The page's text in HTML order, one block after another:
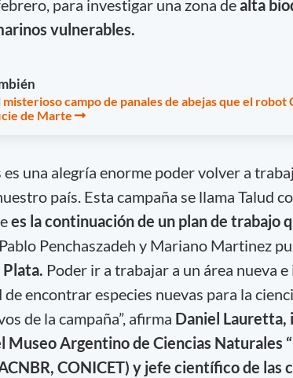
para investigar una zona dealta
vulnerables.
campo de panales de abejas que el
de Marte
es una alegría enorme poder volver a
país. Esta campaña se llama Talud
es la continuación de un plan de trabajo
Penchaszadeh y Mariano Martinez
Poder ir a trabajar a un área nueva
encontrar especies nuevas para la
de la campaña”, afirma Daniel Lauretta,
Museo Argentino de Ciencias Naturales
CONICET) y jefe científico de las